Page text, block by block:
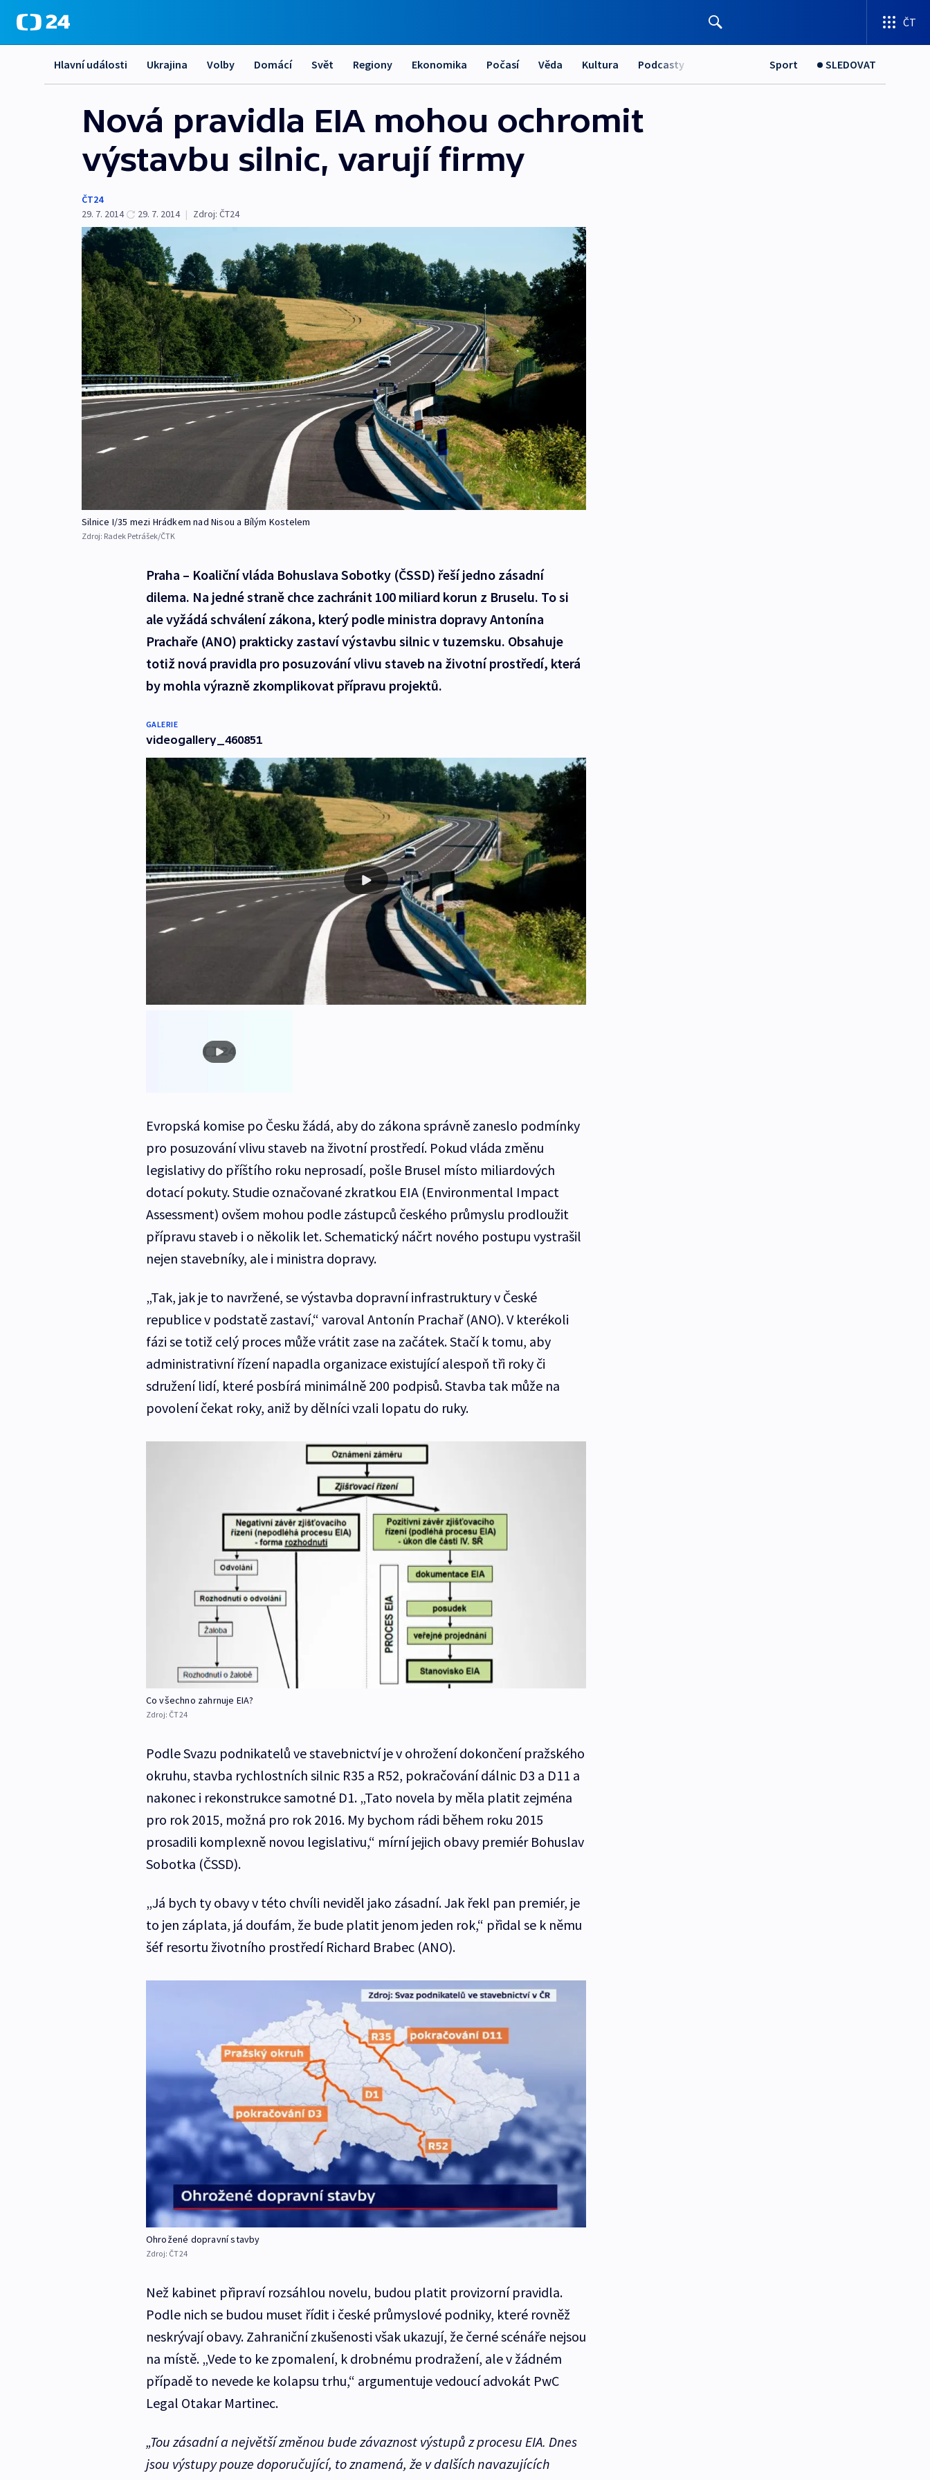
ČT
Hlavní události Ukrajina Volby Domácí Svět Regiony Ekonomika Počasí Věda Kultura Podcasty Sport SLEDOVAT
Nová pravidla EIA mohou ochromit
výstavbu silnic, varují firmy
ČT24
29. 7. 2014
29. 7. 2014 | Zdroj: ČT24
Silnice I/35 mezi Hrádkem nad Nisou a Bílým Kostelem
Zdroj: Radek Petrášek/ČTK
Praha – Koaliční vláda Bohuslava Sobotky (ČSSD) řeší jedno zásadní
dilema. Na jedné straně chce zachránit 100 miliard korun z Bruselu. To si
ale vyžádá schválení zákona, který podle ministra dopravy Antonína
Prachaře (ANO) prakticky zastaví výstavbu silnic v tuzemsku. Obsahuje
totiž nová pravidla pro posuzování vlivu staveb na životní prostředí, která
by mohla výrazně zkomplikovat přípravu projektů.
GALERIE
videogallery_460851
Evropská komise po Česku žádá, aby do zákona správně zaneslo podmínky
pro posuzování vlivu staveb na životní prostředí. Pokud vláda změnu
legislativy do příštího roku neprosadí, pošle Brusel místo miliardových
dotací pokuty. Studie označované zkratkou EIA (Environmental Impact
Assessment) ovšem mohou podle zástupců českého průmyslu prodloužit
přípravu staveb i o několik let. Schematický náčrt nového postupu vystrašil
nejen stavebníky, ale i ministra dopravy.
„Tak, jak je to navržené, se výstavba dopravní infrastruktury v České
republice v podstatě zastaví,“ varoval Antonín Prachař (ANO). V kterékoli
fázi se totiž celý proces může vrátit zase na začátek. Stačí k tomu, aby
administrativní řízení napadla organizace existující alespoň tři roky či
sdružení lidí, které posbírá minimálně 200 podpisů. Stavba tak může na
povolení čekat roky, aniž by dělníci vzali lopatu do ruky.
Co všechno zahrnuje EIA?
Zdroj: ČT24
Podle Svazu podnikatelů ve stavebnictví je v ohrožení dokončení pražského
okruhu, stavba rychlostních silnic R35 a R52, pokračování dálnic D3 a D11 a
nakonec i rekonstrukce samotné D1. „Tato novela by měla platit zejména
pro rok 2015, možná pro rok 2016. My bychom rádi během roku 2015
prosadili komplexně novou legislativu,“ mírní jejich obavy premiér Bohuslav
Sobotka (ČSSD).
„Já bych ty obavy v této chvíli neviděl jako zásadní. Jak řekl pan premiér, je
to jen záplata, já doufám, že bude platit jenom jeden rok,“ přidal se k němu
šéf resortu životního prostředí Richard Brabec (ANO).
Ohrožené dopravní stavby
Zdroj: ČT24
Než kabinet připraví rozsáhlou novelu, budou platit provizorní pravidla.
Podle nich se budou muset řídit i české průmyslové podniky, které rovněž
neskrývají obavy. Zahraniční zkušenosti však ukazují, že černé scénáře nejsou
na místě. „Vede to ke zpomalení, k drobnému prodražení, ale v žádném
případě to nevede ke kolapsu trhu,“ argumentuje vedoucí advokát PwC
Legal Otakar Martinec.
„Tou zásadní a největší změnou bude závaznost výstupů z procesu EIA. Dnes
jsou výstupy pouze doporučující, to znamená, že v dalších navazujících